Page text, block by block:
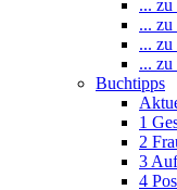
... zu
... zu
... zu
... zu
Buchtipps
1
2
3
4